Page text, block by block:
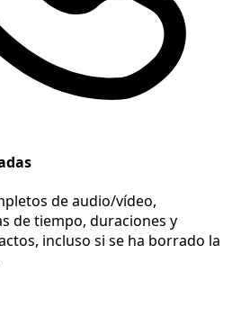
de audio/vídeo,
de tiempo, duraciones y
incluso si se ha borrado la